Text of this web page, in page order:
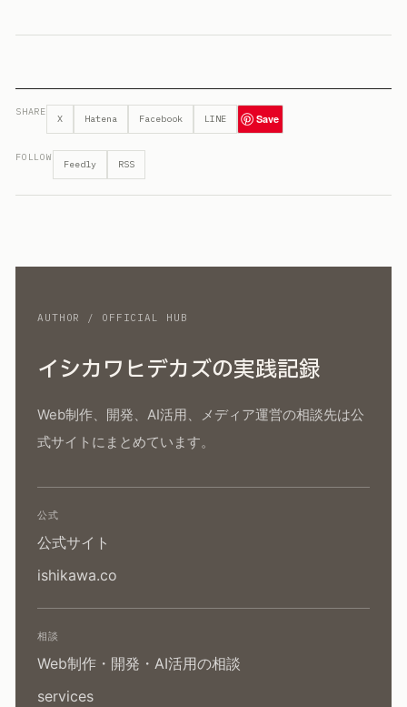
SHARE
X Hatena Facebook LINE Save
FOLLOW
Feedly RSS
AUTHOR / OFFICIAL HUB
イシカワヒデカズの実践記録
Web制作、開発、AI活用、メディア運営の相談先は公
式サイトにまとめています。
公式
公式サイト
ishikawa.co
相談
Web制作・開発・AI活用の相談
services